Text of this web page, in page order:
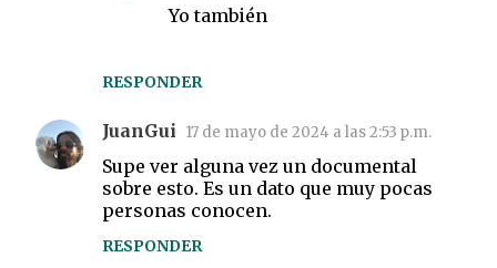
RESPONDER
Yo también
JuanGui 17 de mayo de 2024 a las 2:53 p.m.
Supe ver alguna vez un documental
sobre esto. Es un dato que muy pocas
personas conocen.
RESPONDER